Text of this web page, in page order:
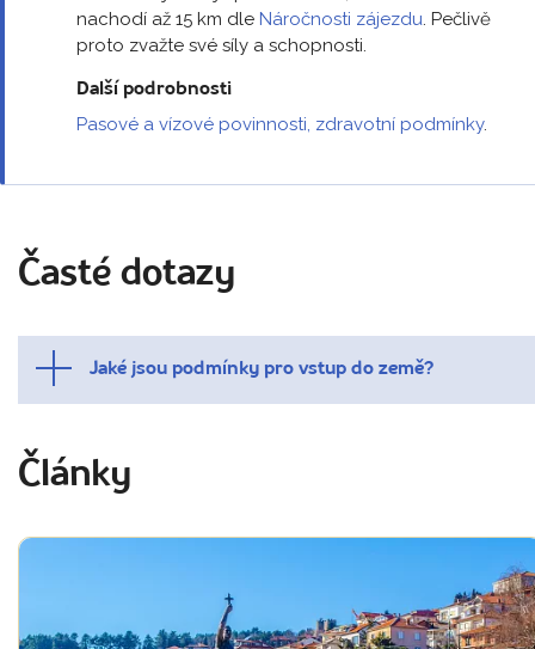
nachodí až 15 km dle Náročnosti zájezdu. Pečlivě
proto zvažte své síly a schopnosti.
Další podrobnosti
Pasové a vízové povinnosti, zdravotní podmínky.
Časté dotazy
Jaké jsou podmínky pro vstup do země?
Články